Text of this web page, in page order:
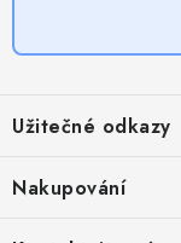
p
a
Užitečné odkazy
Nakupování